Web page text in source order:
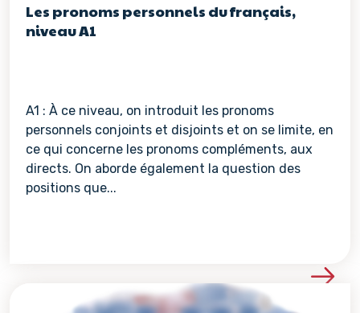
Les pronoms personnels du français,
niveau A1
A1 : À ce niveau, on introduit les pronoms
personnels conjoints et disjoints et on se limite, en
ce qui concerne les pronoms compléments, aux
directs. On aborde également la question des
positions que...
Voir les détails de la